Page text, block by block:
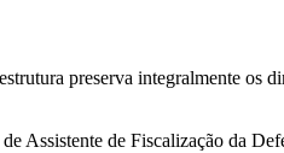
preserva integralmente os
Assistente de Fiscalização da